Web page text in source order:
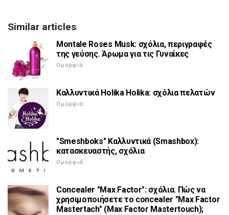
Similar articles
Montale Roses Musk: σχόλια, περιγραφές
της γεύσης. Άρωμα για τις Γυναίκες
Ομορφιά
Καλλυντικά Holika Holika: σχόλια πελατών
Ομορφιά
"Smeshboks" Καλλυντικά (Smashbox):
κατασκευαστής, σχόλια
Ομορφιά
Concealer "Max Factor": σχόλια. Πώς να
χρησιμοποιήσετε το concealer "Max Factor
Mastertach" (Max Factor Mastertouch);